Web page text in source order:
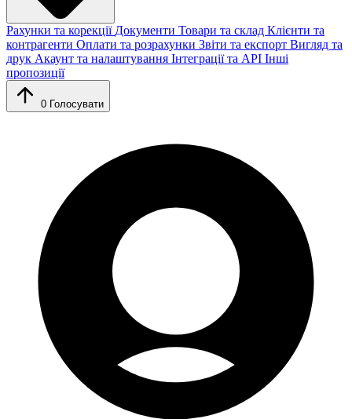
Рахунки та корекціїДокументи Товари та склад Клієнти та
контрагенти Оплати та розрахунки Звіти та експорт Вигляд та
друк Акаунт та налаштування Інтеграції та API Інші
пропозиції
0 Голосувати